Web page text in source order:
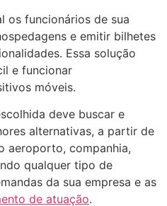
os funcionários de sua
e emitir bilhetes
Essa solução
e funcionar
móveis.
deve buscar e
alternativas, a partir de
aeroporto, companhia,
qualquer tipo de
da sua empresa e as
de atuação.